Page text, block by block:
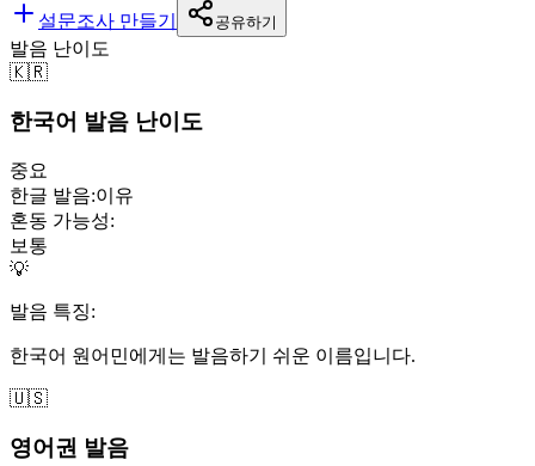
설문조사 만들기
공유하기
발음 난이도
🇰🇷
한국어 발음 난이도
중요
한글 발음:이유
혼동 가능성:
보통
💡
발음 특징:
한국어 원어민에게는 발음하기 쉬운 이름입니다.
🇺🇸
영어권 발음